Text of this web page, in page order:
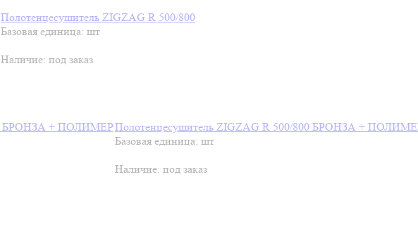
Полотенцесушитель ZIGZAG R 500/800
Базовая единица: шт
Наличие: под заказ
Полотенцесушитель ZIGZAG R 500/800 БРОНЗА +
Базовая единица: шт
Наличие: под заказ